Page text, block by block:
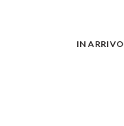
IN ARRIVO